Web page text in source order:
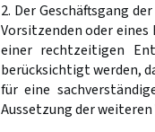
2. Der Geschäftsgang
Vorsitzenden oder
einer rechtzeitigen
berücksichtigt werden,
für eine
Aussetzung der